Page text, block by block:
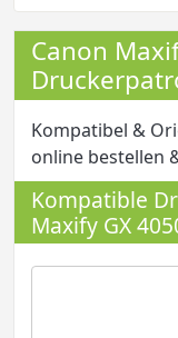
Canon
Kompatibel &
online bestellen
Kompatible
Maxify GX